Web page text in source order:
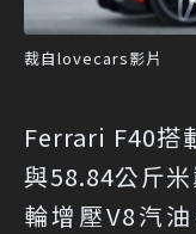
裁自lovecars影片
Ferrari F40搭
與58.84公斤
輪增壓V8汽